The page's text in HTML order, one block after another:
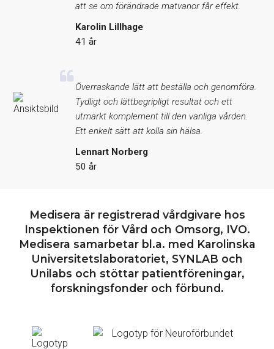
att se om förändrade matvanor får effekt.
Karolin Lillhage
41 år
Överraskande lätt att beställa och genomföra.
Tydligt och lättbegripligt resultat och ett
utmärkt komplement till den vanliga vården.
Ett enkelt sätt att kolla sin hälsa.
Lennart Norberg
50 år
Medisera är registrerad vårdgivare hos
Inspektionen för Vård och Omsorg, IVO.
Medisera samarbetar bl.a. med Karolinska
Universitetslaboratoriet, SYNLAB och
Unilabs och stöttar patientföreningar,
forskningsfonder och förbund.